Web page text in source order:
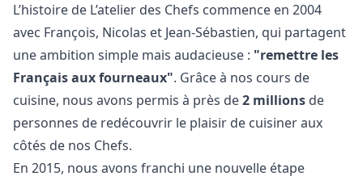
L’histoire de L’atelier des Chefs commence en 2004
avec François, Nicolas et Jean-Sébastien, qui partagent
une ambition simple mais audacieuse : "remettre les
Français aux fourneaux". Grâce à nos cours de
cuisine, nous avons permis à près de2 millions de
personnes de redécouvrir le plaisir de cuisiner aux
côtés de nos Chefs.
En 2015, nous avons franchi une nouvelle étape